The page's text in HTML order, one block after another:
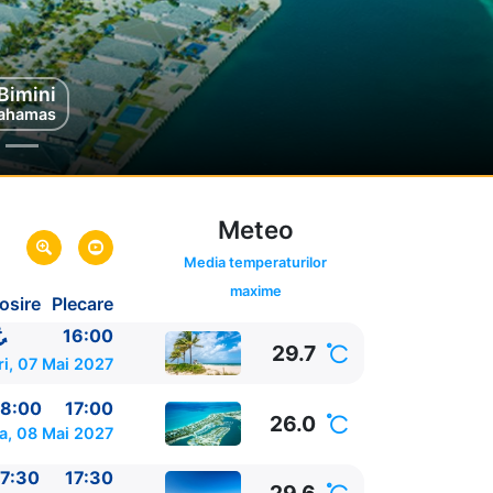
SUA
SUA
Plecare
Meteo
Media temperaturilor
maxime
16:00
07 Mai 2027 29.7
17:00
08 Mai 2027 26.0
17:30